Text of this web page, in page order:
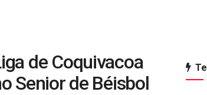
de Coquivacoa
Senior de Béisbol